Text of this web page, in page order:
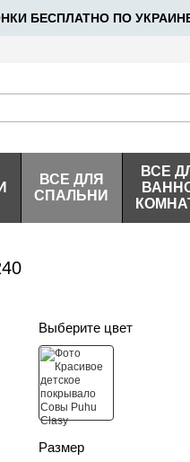
БЕСПЛАТНО ПО
ВСЕ ДЛЯ
СПАЛЬНИ
ВСЕ
Выберите цвет
Размер